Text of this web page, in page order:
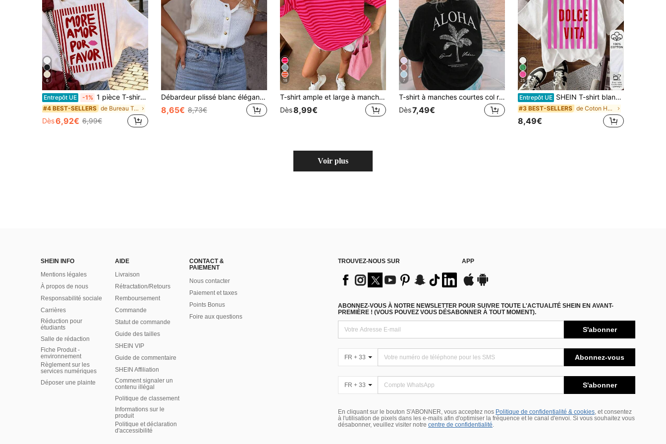
6
Entrepôt UE -1% 1 pièce T-shirt femme d'été ample et décontracté à col rond et manches courtes, imprimé rayé "MORE AMOR POR FAVOR", vacances, bureau, quotidien, blanc
#4 BEST-SELLERS de Bureau T-shirts de bureau
Dès6,92€ 6,99€
Débardeur plissé blanc élégant français, nouveau débardeur d'été sans manches, chemise polyvalente à coupe slim pour superposition
8,65€ 8,73€
18
T-shirt ample et large à manches courtes, décontracté pour les vacances d'été pour femmes
Dès8,99€
7
T-shirt à manches courtes col rond décontracté avec imprimé slogan palmier, style mode vacances. Votre essentiel quotidien. T-shirt graphique, hauts pour femmes, noir d'été pour vacances
Dès7,49€
25
Entrepôt UE SHEIN T-shirt blanc ample à manches courtes avec imprimé de lettres et de rayures, style décontracté pour le quotidien et les trajets, pour femmes, été
#3 BEST-SELLERS de Coton Hauts, chemisiers et t-shirts pour femmes
8,49€
Voir plus
SHEIN INFO
Mentions légales
À propos de nous
Responsabilité sociale
Carrières
Réduction pour
étudiants
Salle de rédaction
Fiche Produit -
environnement
Règlement sur les
services numériques
Déposer une plainte
AIDE
Livraison
Rétractation/Retours
Remboursement
Commande
Statut de commande
Guide des tailles
SHEIN VIP
Guide de commentaire
SHEIN Affiliation
Comment signaler un
contenu illégal
Politique de classement
Informations sur le
produit
Politique et déclaration
d'accessibilité
CONTACT &
PAIEMENT
Nous contacter
Paiement et taxes
Points Bonus
Foire aux questions
TROUVEZ-NOUS SUR APP
ABONNEZ-VOUS À NOTRE NEWSLETTER POUR SUIVRE TOUTE L'ACTUALITÉ SHEIN EN AVANT-
PREMIÈRE ! (VOUS POUVEZ VOUS DÉSABONNER À TOUT MOMENT).
S'abonner
FR + 33 Abonnez-vous
FR + 33 S'abonner
En cliquant sur le bouton S'ABONNER, vous acceptez nos Politique de confidentialité & cookies, et consentez
à l'utilisation de pixels dans les e-mails afin d'optimiser la fréquence et le canal d'envoi. Si vous souhaitez vous
désabonner, veuillez visiter notre centre de confidentialité.